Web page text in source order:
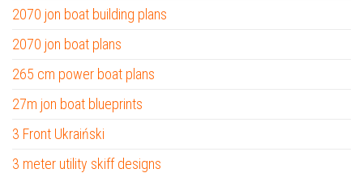
2070 jon boat building plans
2070 jon boat plans
265 cm power boat plans
27m jon boat blueprints
3 Front Ukraiński
3 meter utility skiff designs